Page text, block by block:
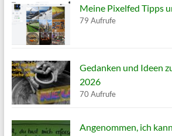
Meine Pixelfed Tipps
79 Aufrufe
Gedanken und Ideen
2026
70 Aufrufe
Angenommen, ich